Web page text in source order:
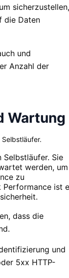
sicherzustellen,
die Daten
und
Anzahl der
Wartung
Selbstläufer. Sie
werden, um
zu
ist
dass die
und
5xx HTTP-